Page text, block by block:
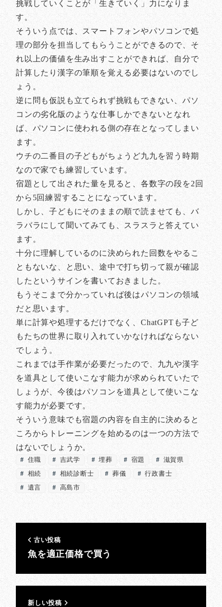
挑戦していくことが「生きていく」力になりま
す。
そういう点では、スマートフォンやパソコンで処
理の部分を担当してもらうことができるので、そ
れ以上の価値を生み出すことができれば、自分で
計算したり漢字の筆順を覚える必要はないのでし
ょう。
逆に問も仮説も立てられず挑戦もできない、パソ
コンの劣化版のような仕事しかできないとなれ
ば、パソコンに使われる側の存在となってしまい
ます。
ウチの二番目の子どもがちょうど九九を習う時期
なので家でも練習しています。
宿題として出された量を見ると、各数字の段を2回
から5回練習することになっています。
しかし、子どもにそのままの順で読ませても、バ
ラバラにして聞いてみても、スラスラと答えてい
ます。
十分に理解しているのに決められた回数をやるこ
ともないな、と思い、途中で打ち切って親が確認
したというサインを書いておきました。
もうそこまで分かっていれば後はパソコンの領域
だと思います。
単に計算や処理するだけでなく、ChatGPTも子ど
もたちの世界に取り入れていかなければならない
でしょう。
これまでは手作業が必要だったので、九九や漢字
を道具として使いこなす能力が求められていたで
しょうが、今後はパソコンを道具として使いこな
す能力が必要です。
そういう意味でも宿題の内容を自主的に決めると
ころからトレーニングを始めるのは一つの方法で
はないでしょうか。
住職 吉武学 埋葬 宿題
滋賀県
相続
相続診断士 葬儀
行政書士
遺言
高島市
古い投稿
魚を適正価格で買う
新しい投稿